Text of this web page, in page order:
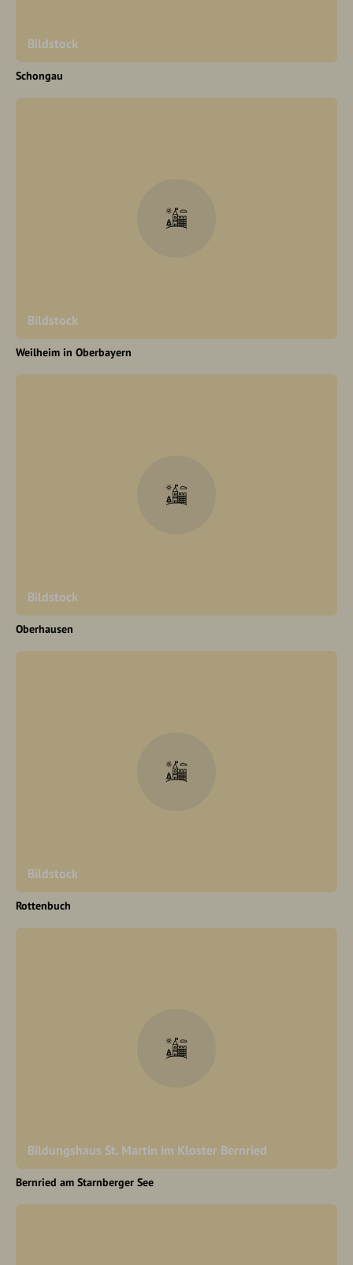
Bildstock
Schongau
Bildstock
Weilheim in Oberbayern
Bildstock
Oberhausen
Bildstock
Rottenbuch
Bildungshaus St. Martin im Kloster Bernried
Bernried am Starnberger See